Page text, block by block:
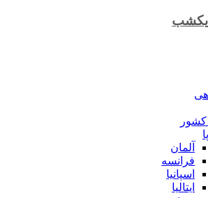
آلمان
فرانسه
اسپانیا
ایتالیا